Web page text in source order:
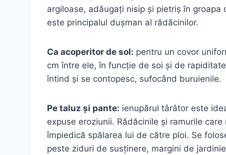
argiloase, adăugați nisip și pietriș în
este principalul dușman al rădăcinilor.
Ca acoperitor de sol: pentru un covor
cm între ele, în funcție de soi și de
întind și se contopesc, sufocând buruienile.
Pe taluz și pante: ienupărul târâtor este
expuse eroziunii. Rădăcinile și ramurile
împiedică spălarea lui de către ploi. Se
peste ziduri de susținere, margini de